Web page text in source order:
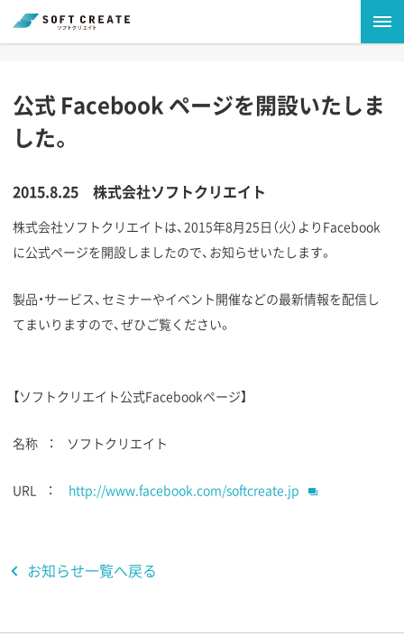
公式 Facebook ページを開設いたしま
した。
2015.8.25 株式会社ソフトクリエイト
株式会社ソフトクリエイトは、2015年8月25日（火）よりFacebook
に公式ページを開設しましたので、お知らせいたします。
製品・サービス、セミナーやイベント開催などの最新情報を配信し
てまいりますので、ぜひご覧ください。
【ソフトクリエイト公式Facebookページ】
名称 ： ソフトクリエイト
URL ： http://www.facebook.com/softcreate.jp
お知らせ一覧へ戻る